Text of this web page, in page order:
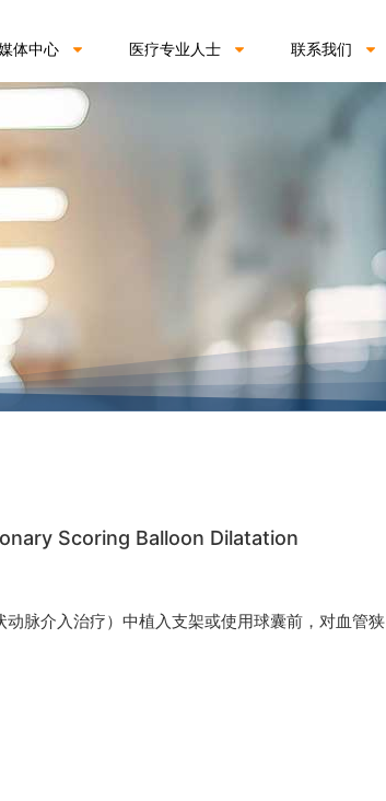
体中心 医疗专业人士 联系我们
Scoring Balloon Dilatation
脉介入治疗）中植入支架或使用球囊前，对血管狭